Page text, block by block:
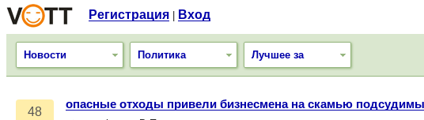
Регистрация Вход
Новости Политика Лучшее за
48
опасные отходы привели бизнесмена на скамью